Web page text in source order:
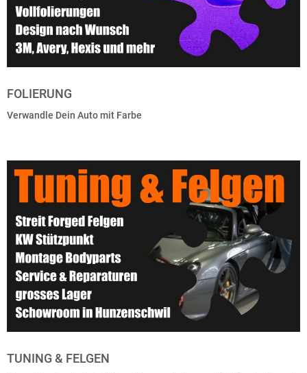
FOLIERUNG
Verwandle Dein Auto mit Farbe
TUNING & FELGEN